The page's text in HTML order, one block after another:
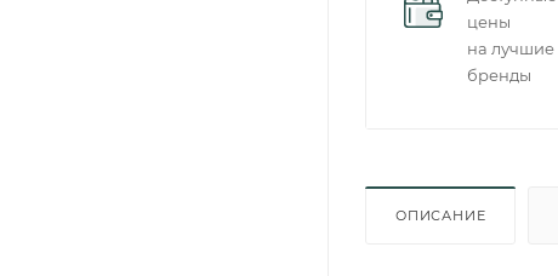
цены
на лучшие
бренды
ОПИСАНИЕ